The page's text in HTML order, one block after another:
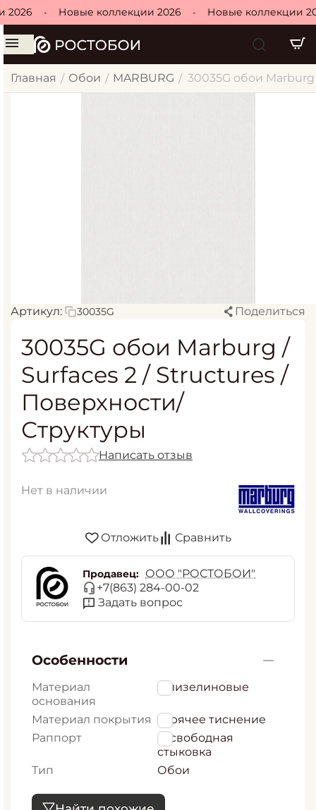
2026 Новые коллекции 2026 Новые коллекции
Главная / Обои / MARBURG / 30035G обои
Артикул: 30035G Поделиться
30035G обои Marburg /
Surfaces 2 / Structures /
Поверхности/
Структуры
Написать отзыв
Нет в наличии
Отложить Сравнить
Продавец: ООО "РОСТОБОИ"
+7(863) 284-00-02
Задать вопрос
Особенности
Материал
основания
Флизелиновые
Материал покрытия горячее тиснение
Раппорт
0, свободная
стыковка
Тип
Обои